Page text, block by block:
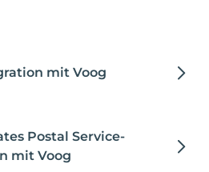
mit Voog
Postal Service-
mit Voog